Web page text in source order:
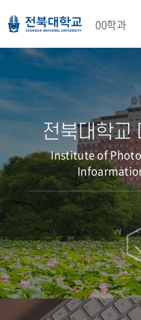
00학과
전북대학교
Institute of